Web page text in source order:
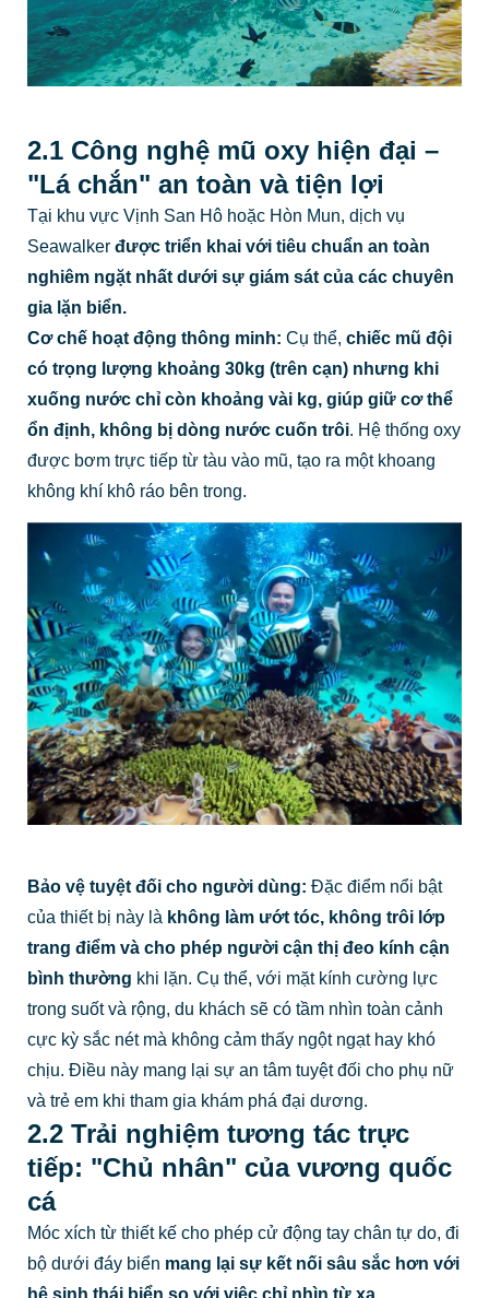
2.1 Công nghệ mũ oxy hiện đại –
"Lá chắn" an toàn và tiện lợi
Tại khu vực Vịnh San Hô hoặc Hòn Mun, dịch vụ
Seawalker được triển khai với tiêu chuẩn an toàn
nghiêm ngặt nhất dưới sự giám sát của các chuyên
gia lặn biển.
Cơ chế hoạt động thông minh: Cụ thể, chiếc mũ đội
có trọng lượng khoảng 30kg (trên cạn) nhưng khi
xuống nước chỉ còn khoảng vài kg, giúp giữ cơ thể
ổn định, không bị dòng nước cuốn trôi. Hệ thống oxy
được bơm trực tiếp từ tàu vào mũ, tạo ra một khoang
không khí khô ráo bên trong.
Bảo vệ tuyệt đối cho người dùng: Đặc điểm nổi bật
của thiết bị này là không làm ướt tóc, không trôi lớp
trang điểm và cho phép người cận thị đeo kính cận
bình thường khi lặn. Cụ thể, với mặt kính cường lực
trong suốt và rộng, du khách sẽ có tầm nhìn toàn cảnh
cực kỳ sắc nét mà không cảm thấy ngột ngạt hay khó
chịu. Điều này mang lại sự an tâm tuyệt đối cho phụ nữ
và trẻ em khi tham gia khám phá đại dương.
2.2 Trải nghiệm tương tác trực
tiếp: "Chủ nhân" của vương quốc
cá
Móc xích từ thiết kế cho phép cử động tay chân tự do, đi
bộ dưới đáy biển mang lại sự kết nối sâu sắc hơn với
hệ sinh thái biển so với việc chỉ nhìn từ xa.